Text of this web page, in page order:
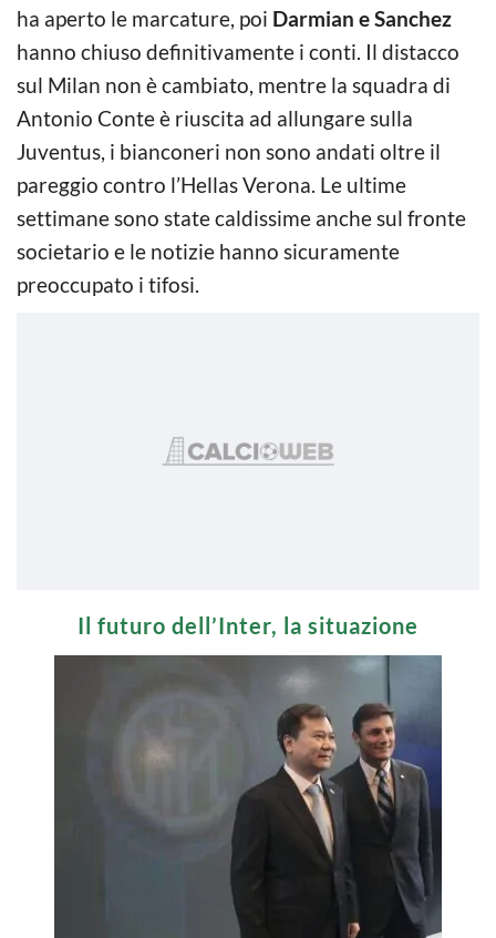
ha aperto le marcature, poi Darmian e Sanchez
hanno chiuso definitivamente i conti. Il distacco
sul Milan non è cambiato, mentre la squadra di
Antonio Conte è riuscita ad allungare sulla
Juventus, i bianconeri non sono andati oltre il
pareggio contro l’Hellas Verona. Le ultime
settimane sono state caldissime anche sul fronte
societario e le notizie hanno sicuramente
preoccupato i tifosi.
Il futuro dell’Inter, la situazione